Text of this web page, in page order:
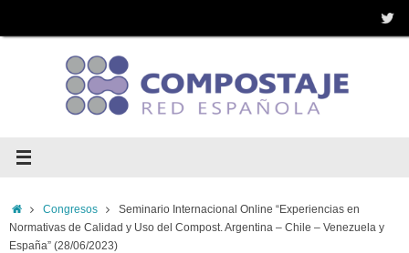
InicioCongresos
Seminario Internacional Online “Experiencias en
Normativas de Calidad y Uso del Compost. Argentina – Chile – Venezuela y
España” (28/06/2023)